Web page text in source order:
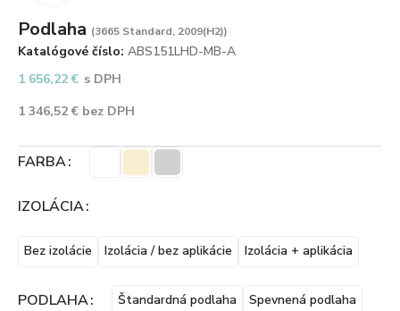
Podlaha (3665 Standard, 2009(H2))
Katalógové číslo: ABS151LHD-MB-A
1 656,22€ s DPH
1 346,52€ bez DPH
FARBA
IZOLÁCIA
Bez izolácie Izolácia / bez aplikácie Izolácia + aplikácia
PODLAHA Štandardná podlaha Spevnená podlaha